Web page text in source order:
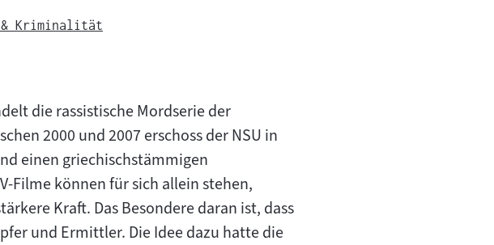
& Kriminalität
die rassistische Mordserie der
2000 und 2007 erschoss der NSU in
einen griechischstämmigen
Filme können für sich allein stehen,
Kraft. Das Besondere daran ist, dass
und Ermittler. Die Idee dazu hatte die